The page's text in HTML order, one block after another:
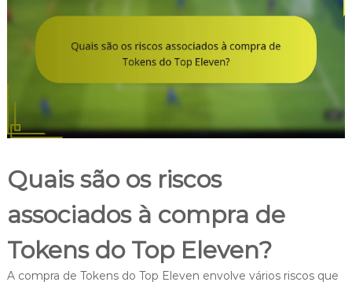
Quais são os riscos
associados à compra de
Tokens do Top Eleven?
A compra de Tokens do Top Eleven envolve vários riscos que